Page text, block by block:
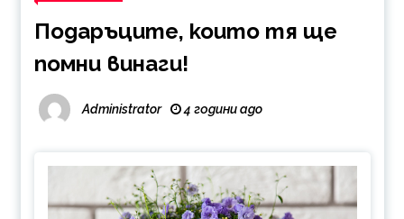
Подаръците, които тя ще
помни винаги!
Administrator 4 години ago